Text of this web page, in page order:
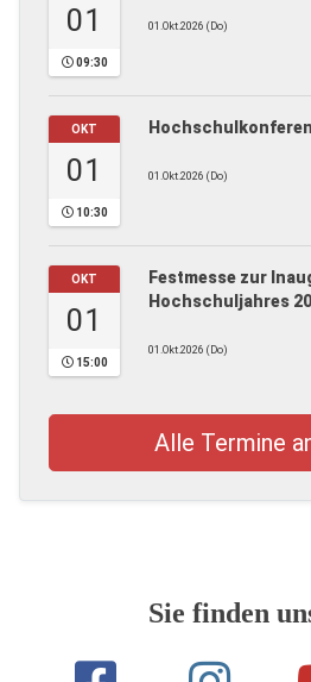
01
09:30
01.Okt.2026 (Do)
OKT
01
10:30
01.Okt.2026 (Do)
OKT
01
15:00
Festmesse zur
Hochschuljahres
01.Okt.2026 (Do)
Alle Termine
Sie finden